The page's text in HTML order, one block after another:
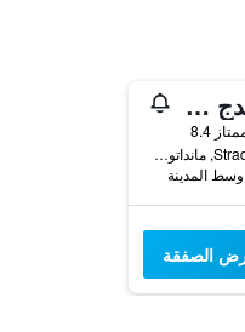
هوتل فيليدج بارادايس
8.4
Strada Statale, 106, مانداتوريكسو, كالابريا, إيطاليا
الصفقة